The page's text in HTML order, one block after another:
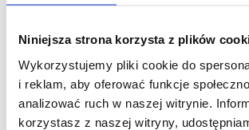
Niniejsza strona korzysta z plików
Wykorzystujemy pliki cookie do
i reklam, aby oferować funkcje
analizować ruch w naszej witrynie.
korzystasz z naszej witryny,
Uniwersytetem Rzeszowskim a Fundacją
Szczegółowy program wydarzenia znaleźć